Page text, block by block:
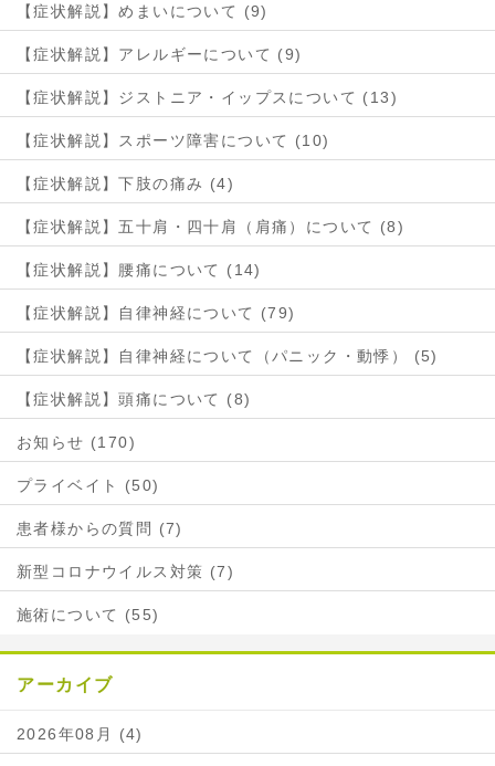
【症状解説】めまいについて (9)
【症状解説】アレルギーについて (9)
【症状解説】ジストニア・イップスについて (13)
【症状解説】スポーツ障害について (10)
【症状解説】下肢の痛み (4)
【症状解説】五十肩・四十肩（肩痛）について (8)
【症状解説】腰痛について (14)
【症状解説】自律神経について (79)
【症状解説】自律神経について（パニック・動悸） (5)
【症状解説】頭痛について (8)
お知らせ (170)
プライベイト (50)
患者様からの質問 (7)
新型コロナウイルス対策 (7)
施術について (55)
アーカイブ
2026年08月 (4)